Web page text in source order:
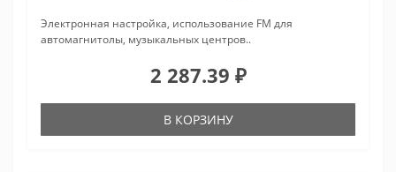
Электронная настройка, использование FM для
автомагнитолы, музыкальных центров..
2 287.39 ₽
В КОРЗИНУ